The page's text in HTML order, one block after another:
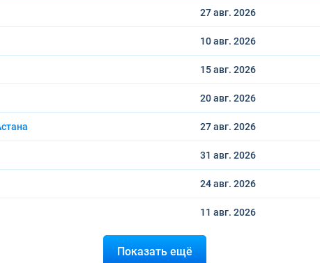
27 авг. 2026
10 авг. 2026
15 авг. 2026
20 авг. 2026
27 авг. 2026
31 авг. 2026
24 авг. 2026
11 авг. 2026
Показать ещё